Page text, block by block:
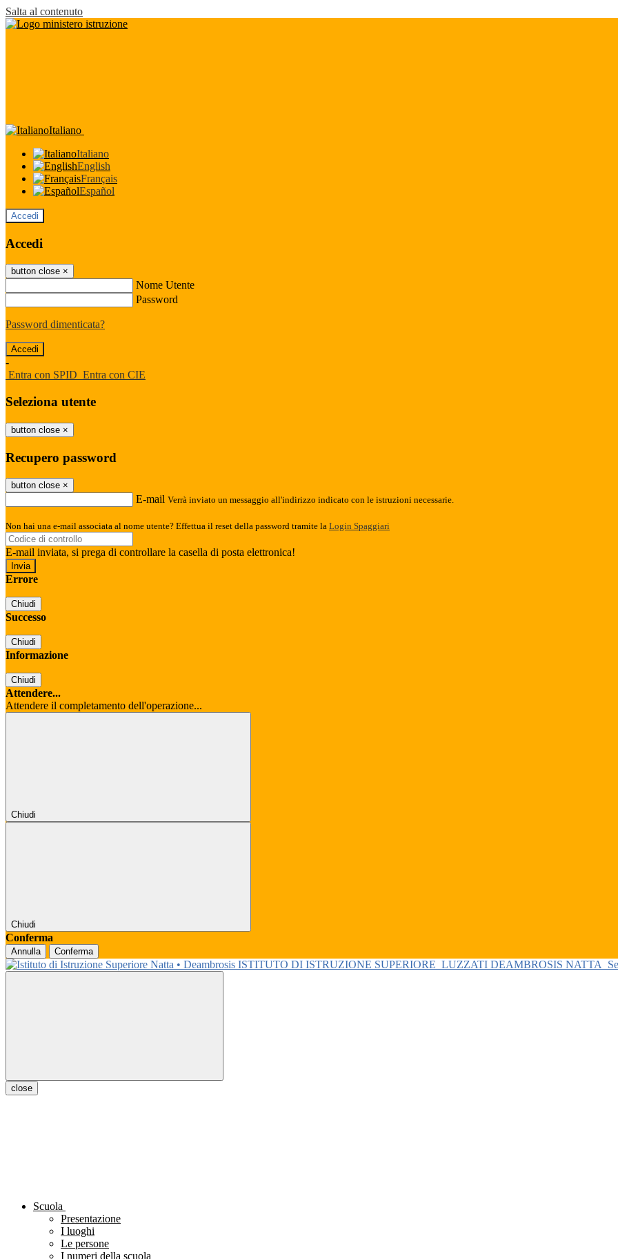
Salta al contenuto
Italiano
Italiano
English
Français
Español
Accedi
Accedi
button close ×
Nome Utente
Password
Password dimenticata?
-
Entra con SPID Entra con CIE
Seleziona utente
button close ×
Recupero password
button close ×
E-mail Verrà inviato un messaggio all'indirizzo indicato con le istruzioni necessarie.
Non hai una e-mail associata al nome utente? Effettua il reset della password tramite la Login Spaggiari
E-mail inviata, si prega di controllare la casella di posta elettronica!
Errore
Chiudi
Successo
Chiudi
Informazione
Chiudi
Attendere...
Attendere il completamento dell'operazione...
Chiudi
Chiudi
Conferma
Annulla Conferma
ISTITUTO DI ISTRUZIONE SUPERIORE LUZZATI DEAMBROSIS NATTA
close
Scuola
Presentazione
I luoghi
Le persone
I numeri della scuola